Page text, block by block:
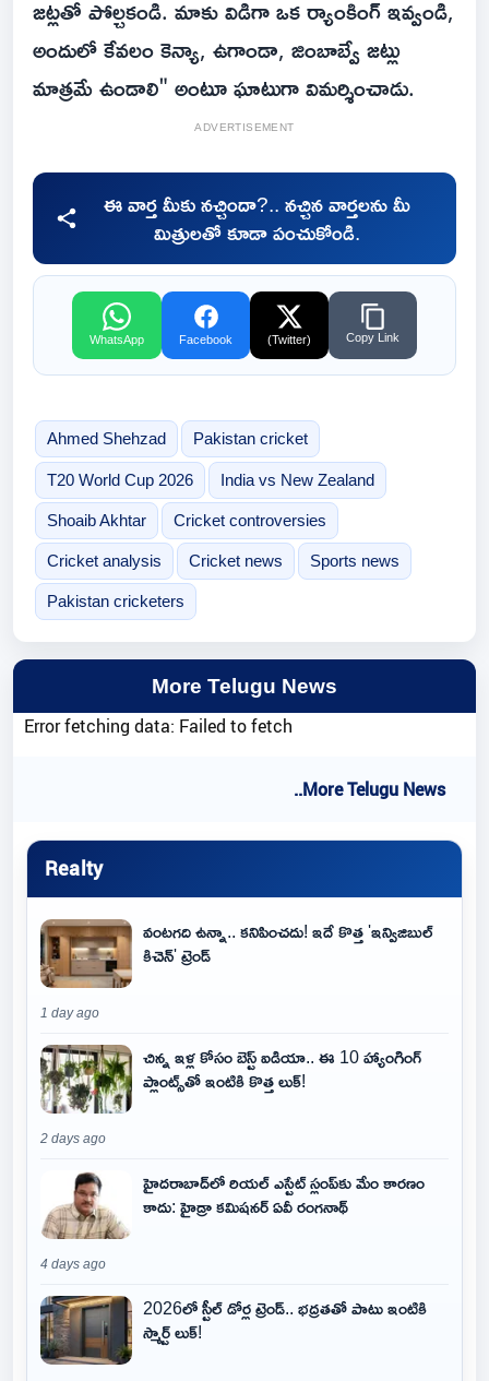
జట్లతో పోల్చకండి. మాకు విడిగా ఒక ర్యాంకింగ్ ఇవ్వండి,
అందులో కేవలం కెన్యా, ఉగాండా, జింబాబ్వే జట్లు
మాత్రమే ఉండాలి" అంటూ ఘాటుగా విమర్శించాడు.
ADVERTISEMENT
ఈ వార్త మీకు నచ్చిందా?.. నచ్చిన వార్తలను మీ
మిత్రులతో కూడా పంచుకోండి.
WhatsApp Facebook (Twitter) Copy Link
Ahmed Shehzad Pakistan cricket
T20 World Cup 2026 India vs New Zealand
Shoaib Akhtar Cricket controversies
Cricket analysis Cricket news Sports news
Pakistan cricketers
More Telugu News
Error fetching data: Failed to fetch
..More Telugu News
Realty
వంటగది ఉన్నా.. కనిపించదు! ఇదే కొత్త 'ఇన్విజిబుల్
కిచెన్' ట్రెండ్
1 day ago
చిన్న ఇళ్ల కోసం బెస్ట్ ఐడియా.. ఈ 10 హ్యాంగింగ్
ప్లాంట్స్‌తో ఇంటికి కొత్త లుక్!
2 days ago
హైదరాబాద్‌లో రియల్ ఎస్టేట్ స్లంప్‌కు మేం కారణం
కాదు: హైడ్రా కమిషనర్ ఏవీ రంగనాథ్
4 days ago
2026లో స్టీల్ డోర్ల ట్రెండ్.. భద్రతతో పాటు ఇంటికి
స్మార్ట్ లుక్!